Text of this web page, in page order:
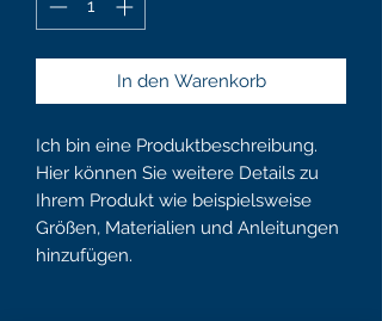
In den Warenkorb
Ich bin eine Produktbeschreibung.
Hier können Sie weitere Details zu
Ihrem Produkt wie beispielsweise
Größen, Materialien und Anleitungen
hinzufügen.